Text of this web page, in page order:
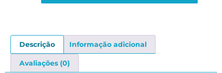
Descrição Informação adicional
Avaliações (0)